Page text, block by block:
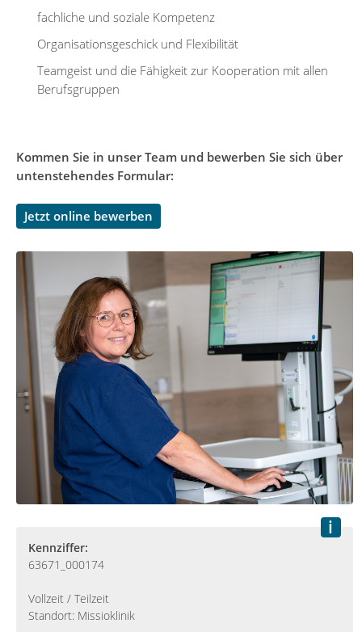
fachliche und soziale Kompetenz
Organisationsgeschick und Flexibilität
Teamgeist und die Fähigkeit zur Kooperation mit allen
Berufsgruppen
Kommen Sie in unser Team und bewerben Sie sich über
untenstehendes Formular:
Jetzt online bewerben
Kennziffer:
63671_000174
Vollzeit / Teilzeit
Standort: Missioklinik